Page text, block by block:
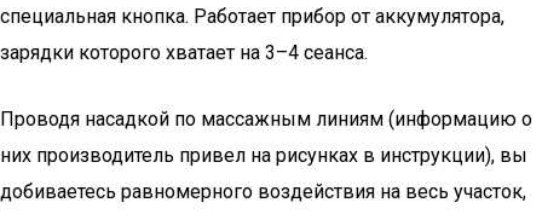
специальная кнопка. Работает прибор от аккумулятора,
зарядки которого хватает на 3–4 сеанса.
Проводя насадкой по массажным линиям (информацию о
них производитель привел на рисунках в инструкции), вы
добиваетесь равномерного воздействия на весь участок,